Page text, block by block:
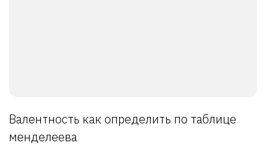
Валентность как определить по таблице
менделеева